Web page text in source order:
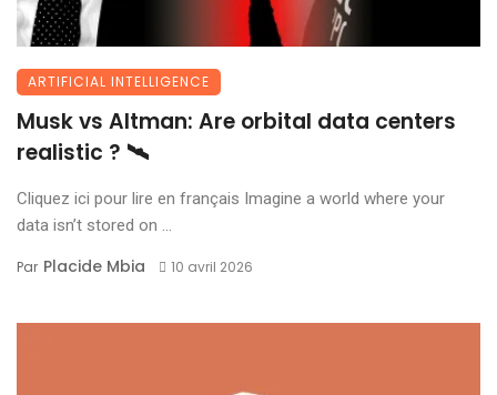
ARTIFICIAL INTELLIGENCE
Musk vs Altman: Are orbital data centers
realistic ? 🛰️
Cliquez ici pour lire en français Imagine a world where your
data isn’t stored on ...
Par Placide Mbia 10 avril 2026